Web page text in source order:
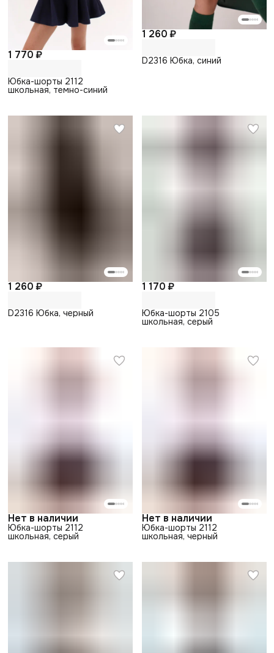
1 770 ₽
Юбка-шорты 2112
школьная, темно-синий
1 260 ₽
D2316 Юбка, синий
1 260 ₽
D2316 Юбка, черный
1 170 ₽
Юбка-шорты 2105
школьная, серый
Нет в наличии
Юбка-шорты 2112
школьная, серый
Нет в наличии
Юбка-шорты 2112
школьная, черный